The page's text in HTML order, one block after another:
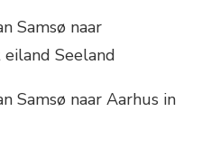
Samsø naar
Seeland
Samsø naar Aarhus in